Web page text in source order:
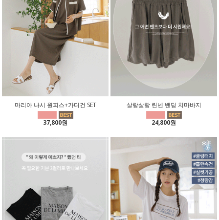
마리아 나시 원피스+가디건 SET
37,800원
살랑살랑 린넨 밴딩 치마바지
24,800원